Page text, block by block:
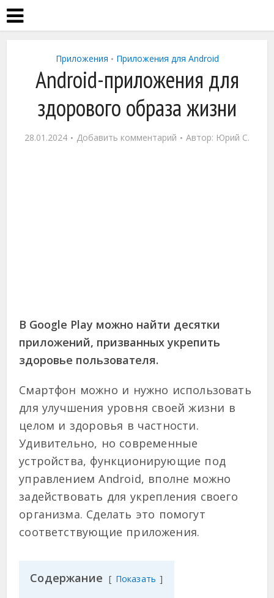
Приложения • Приложения для Android
Android-приложения для
здорового образа жизни
28.01.2024 Добавить комментарий Автор: Юрий С.
В Google Play можно найти десятки
приложений, призванных укрепить
здоровье пользователя.
Смартфон можно и нужно использовать
для улучшения уровня своей жизни в
целом и здоровья в частности.
Удивительно, но современные
устройства, функционирующие под
управлением Android, вполне можно
задействовать для укрепления своего
организма. Сделать это помогут
соответствующие приложения.
Содержание Показать